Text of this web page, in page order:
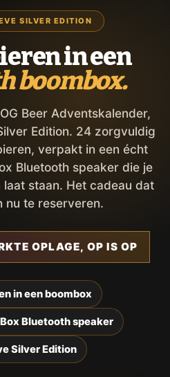
SILVER EDITION
in een
boombox.
Beer Adventskalender,
Edition. 24 zorgvuldig
verpakt in een écht
Bluetooth speaker die je
staan. Het cadeau dat
te reserveren.
OPLAGE, OP IS OP
in een boombox
Bluetooth speaker
Silver Edition